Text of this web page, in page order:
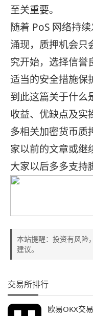
至关重要。
随着 PoS 网络持
涌现，质押机会只
究开始，选择信誉
适当的安全措施保
到此这篇关于什么
收益、优缺点及实
多相关加密货币质
家以前的文章或继
大家以后多多支持
本站提醒：投资有风险
建议。
交易所排行
欧易OKX交